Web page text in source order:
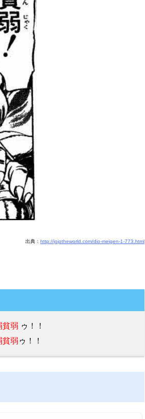
出典： http://jojotheworld.com/dio-meigen-1-773.html
貧弱 ゥ！！
貧弱 ゥ！！